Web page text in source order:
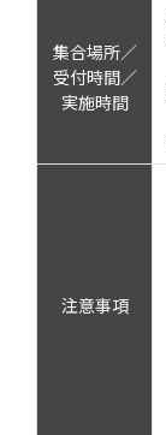
集合場所／
受付時間／
実施時間
注意事項